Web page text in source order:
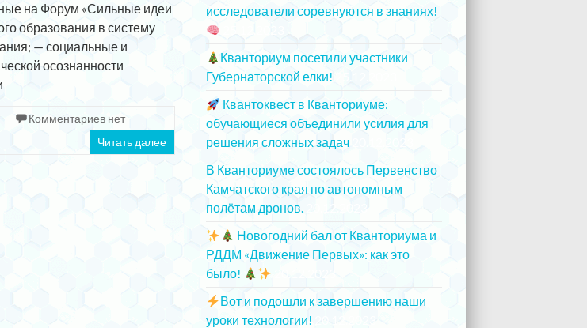
на Форум «Сильные идеи
образования в систему
— социальные и
осознанности
Комментариев нет
Читать далее
исследователи соревнуются в знаниях!
Кванториум посетили участники
Губернаторской елки!
Квантоквест в Кванториуме:
обучающиеся объединили усилия для
решения сложных задач
В Кванториуме состоялось Первенство
Камчатского края по автономным
полётам дронов.
Новогодний бал от Кванториума и
РДДМ «Движение Первых»: как это
было!
Вот и подошли к завершению наши
уроки технологии!